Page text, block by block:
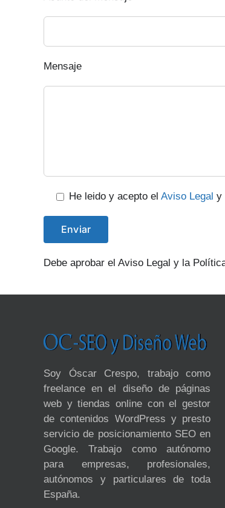
Mensaje
He leido y acepto el Aviso Legal y
Debe aprobar el Aviso Legal y la
Soy Óscar Crespo, trabajo como
freelance en el diseño de páginas
web y tiendas online con el gestor
de contenidos WordPress y presto
servicio de posicionamiento SEO en
Google. Trabajo como autónomo
para empresas, profesionales,
autónomos y particulares de toda
España.